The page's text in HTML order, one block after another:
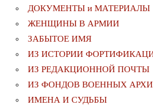
ДОКУМЕНТЫ и МАТЕРИАЛЫ
ЖЕНЩИНЫ В АРМИИ
ЗАБЫТОЕ ИМЯ
ИЗ ИСТОРИИ
ИЗ РЕДАКЦИОННОЙ ПОЧТЫ
ИЗ ФОНДОВ ВОЕННЫХ
ИМЕНА И СУДЬБЫ